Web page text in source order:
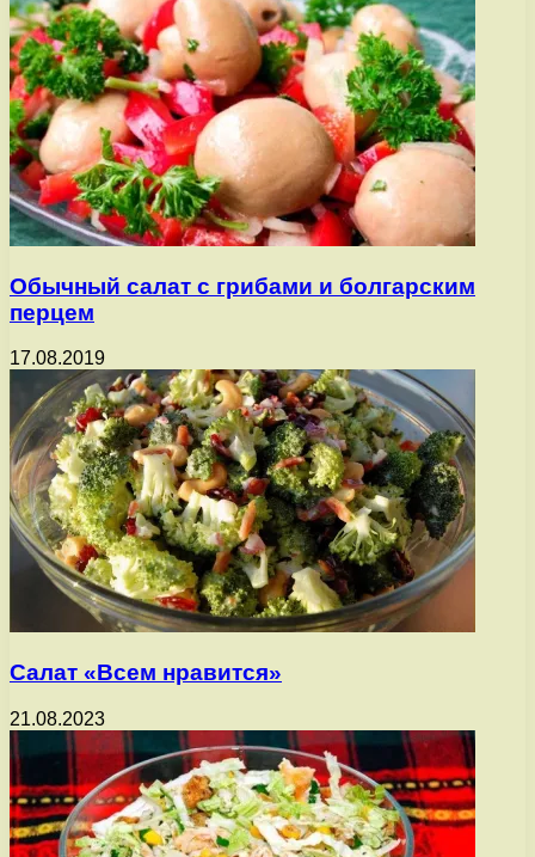
Обычный салат с грибами и болгарским
перцем
17.08.2019
Салат «Всем нравится»
21.08.2023